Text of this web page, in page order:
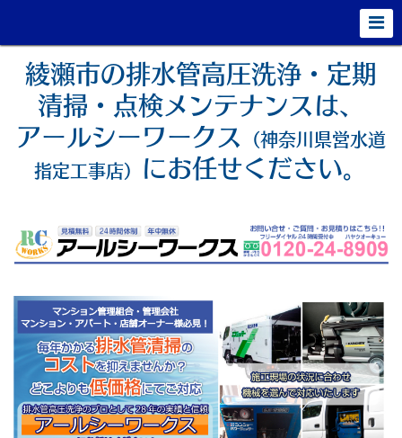
綾瀬市の排水管高圧洗浄・定期
清掃・点検メンテナンスは、
アールシーワークス
（神奈川県営水道
指定工事店）
にお任せください。